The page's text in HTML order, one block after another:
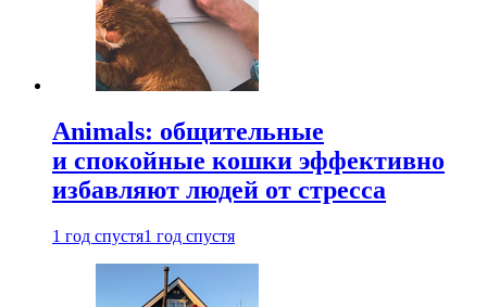
Animals: общительные
и спокойные кошки эффективно
избавляют людей от стресса
1 год спустя1 год спустя